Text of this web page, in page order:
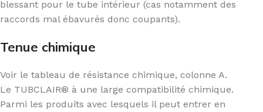
blessant pour le tube intérieur (cas notamment des
raccords mal ébavurés donc coupants).
Tenue chimique
Voir le tableau de résistance chimique, colonne A.
Le TUBCLAIR® à une large compatibilité chimique.
Parmi les produits avec lesquels il peut entrer en